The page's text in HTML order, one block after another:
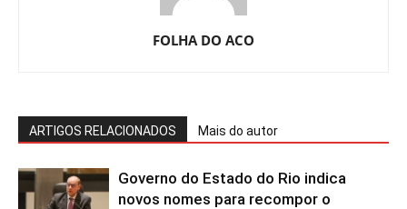
FOLHA DO ACO
ARTIGOS RELACIONADOS Mais do autor
Governo do Estado do Rio indica
novos nomes para recompor o